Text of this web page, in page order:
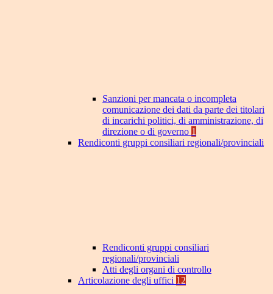
Sanzioni per mancata o incompleta
comunicazione dei dati da parte dei titolari
di incarichi politici, di amministrazione, di
direzione o di governo 1
Rendiconti gruppi consiliari regionali/provinciali
Rendiconti gruppi consiliari
regionali/provinciali
Atti degli organi di controllo
Articolazione degli uffici 12